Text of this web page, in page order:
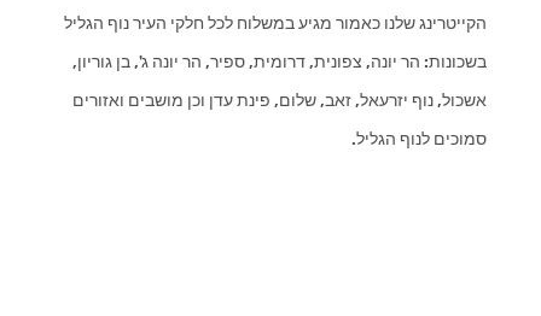
הקייטרינג שלנו כאמור מגיע במשלוח לכל חלקי העיר נוף הגליל
בשכונות: הר יונה, צפונית, דרומית, ספיר, הר יונה ג', בן גוריון,
אשכול, נוף יזרעאל, זאב, שלום, פינת עדן וכן מושבים ואזורים
סמוכים לנוף הגליל.